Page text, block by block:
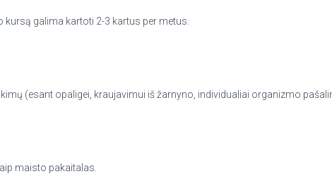
kursą galima kartoti 2-3 kartus per metus.
(esant opaligei, kraujavimui iš žarnyno, individualiai organizmo
maisto pakaitalas.